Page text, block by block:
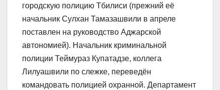
городскую полицию Тбилиси (прежний её
начальник Сулхан Тамазашвили в апреле
поставлен на руководство Аджарской
автономией). Начальник криминальной
полиции Теймураз Купатадзе, коллега
Лилуашвили по слежке, переведён
командовать полицией охранной. Департамент